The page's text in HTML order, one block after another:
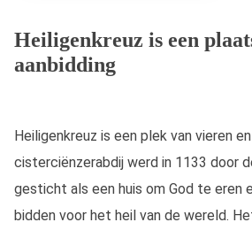
Heiligenkreuz is een
aanbidding
Heiligenkreuz is een plek van vieren
cisterciënzerabdij werd in 1133 door
gesticht als een huis om God te eren
bidden voor het heil van de wereld.